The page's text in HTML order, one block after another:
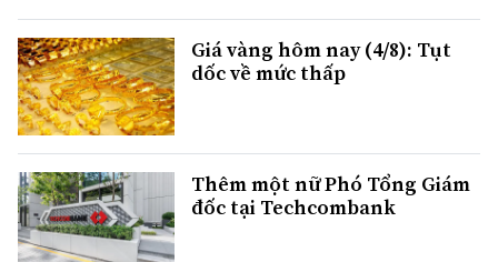
Giá vàng hôm nay (4/8): Tụt
dốc về mức thấp
Thêm một nữ Phó Tổng Giám
đốc tại Techcombank